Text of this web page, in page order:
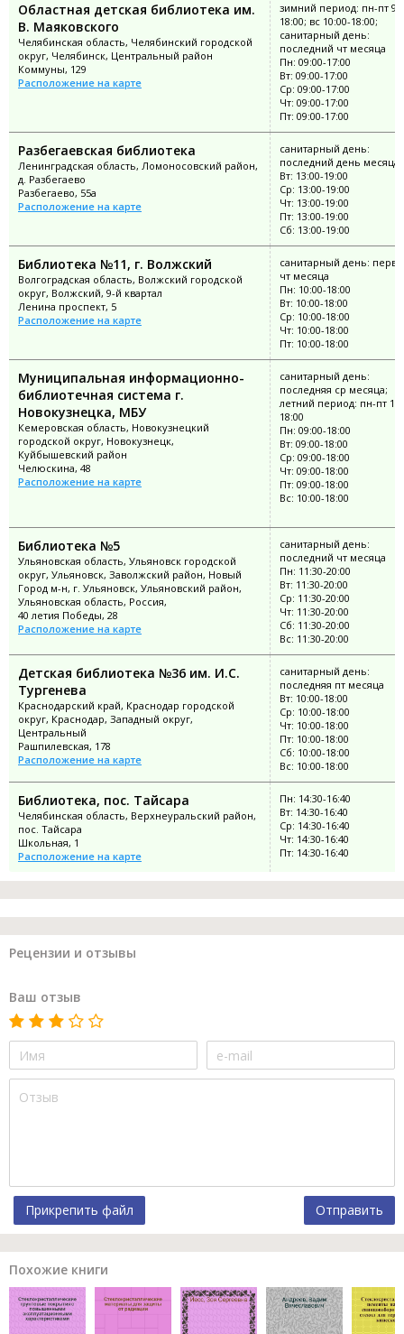
Областная детская библиотека им.
В. Маяковского
Челябинская область, Челябинский городской
округ, Челябинск, Центральный район
Коммуны, 129
Расположение на карте
зимний период: пн-пт
18:00; вс 10:00-18:00;
санитарный день:
последний чт месяца
Пн: 09:00-17:00
Вт: 09:00-17:00
Ср: 09:00-17:00
Чт: 09:00-17:00
Пт: 09:00-17:00
Разбегаевская библиотека
Ленинградская область, Ломоносовский район,
д. Разбегаево
Разбегаево, 55а
Расположение на карте
санитарный день:
последний день месяца
Вт: 13:00-19:00
Ср: 13:00-19:00
Чт: 13:00-19:00
Пт: 13:00-19:00
Сб: 13:00-19:00
Библиотека №11, г. Волжский
Волгоградская область, Волжский городской
округ, Волжский, 9-й квартал
Ленина проспект, 5
Расположение на карте
санитарный день:
чт месяца
Пн: 10:00-18:00
Вт: 10:00-18:00
Ср: 10:00-18:00
Чт: 10:00-18:00
Пт: 10:00-18:00
Муниципальная информационно-
библиотечная система г.
Новокузнецка, МБУ
Кемеровская область, Новокузнецкий
городской округ, Новокузнецк,
Куйбышевский район
Челюскина, 48
Расположение на карте
санитарный день:
последняя ср месяца;
летний период: пн-пт
18:00
Пн: 09:00-18:00
Вт: 09:00-18:00
Ср: 09:00-18:00
Чт: 09:00-18:00
Пт: 09:00-18:00
Вс: 10:00-18:00
Библиотека №5
Ульяновская область, Ульяновск городской
округ, Ульяновск, Заволжский район, Новый
Город м-н, г. Ульяновск, Ульяновский район,
Ульяновская область, Россия,
40 летия Победы, 28
Расположение на карте
санитарный день:
последний чт месяца
Пн: 11:30-20:00
Вт: 11:30-20:00
Ср: 11:30-20:00
Чт: 11:30-20:00
Сб: 11:30-20:00
Вс: 11:30-20:00
Детская библиотека №36 им. И.С.
Тургенева
Краснодарский край, Краснодар городской
округ, Краснодар, Западный округ,
Центральный
Рашпилевская, 178
Расположение на карте
санитарный день:
последняя пт месяца
Вт: 10:00-18:00
Ср: 10:00-18:00
Чт: 10:00-18:00
Пт: 10:00-18:00
Сб: 10:00-18:00
Вс: 10:00-18:00
Библиотека, пос. Тайсара
Челябинская область, Верхнеуральский район,
пос. Тайсара
Школьная, 1
Расположение на карте
Пн: 14:30-16:40
Вт: 14:30-16:40
Ср: 14:30-16:40
Чт: 14:30-16:40
Пт: 14:30-16:40
Рецензии и отзывы
Ваш отзыв
Прикрепить файл Отправить
Похожие книги